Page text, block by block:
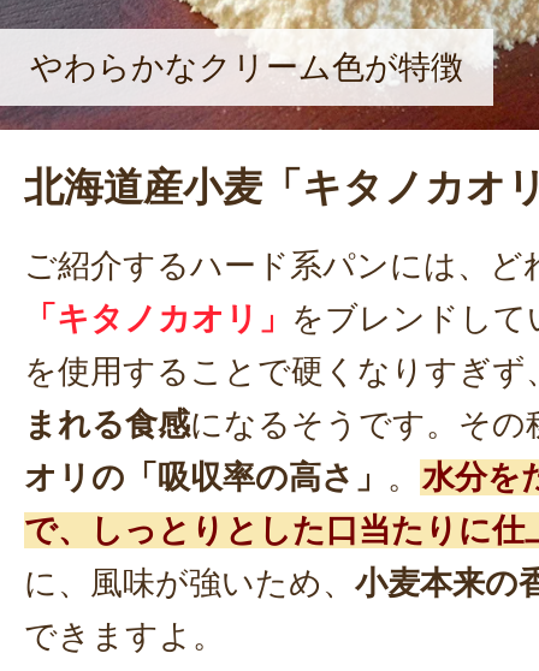
やわらかなクリーム色が特徴
北海道産小麦「キタノカオ
ご紹介するハード系パンには、ど
「キタノカオリ」 をブレンドし
を使用することで硬くなりすぎず
まれる食感になるそうです。その
オリの「吸収率の高さ」 。 水分を
で、しっとりとした口当たりに仕
に、風味が強いため、 小麦本来の
できますよ。